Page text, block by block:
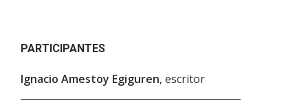
PARTICIPANTES
Ignacio Amestoy Egiguren, escritor